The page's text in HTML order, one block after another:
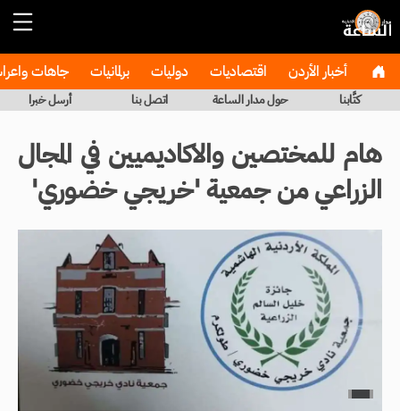
أخبار الأردن اقتصاديات دوليات برلمانيات جاهات
كتَّابنا حول مدار الساعة اتصل بنا أرسل خبرا
هام للمختصين والاكاديميين في المجال
الزراعي من جمعية 'خريجي خضوري'